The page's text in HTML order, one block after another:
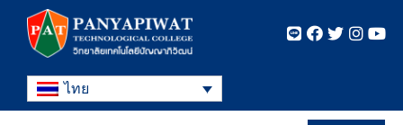
ไทย